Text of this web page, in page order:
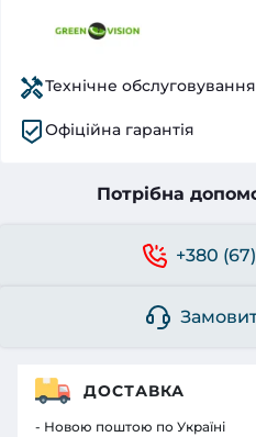
Технічне обслуговування
Офіційна гарантія
Потрібна
+380
ДОСТАВКА
- Новою поштою по Україні